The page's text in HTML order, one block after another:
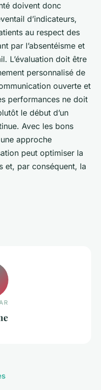
doivent donc
d’indicateurs,
au respect des
par l’absentéisme et
L’évaluation doit être
personnalisé de
ouverte et
performances ne doit
le début d’un
Avec les bons
approche
peut optimiser la
et, par conséquent, la